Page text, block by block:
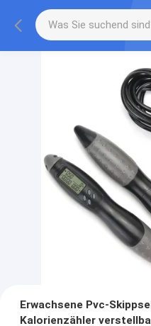
Erwachsene Pvc-
Kalorienzähler